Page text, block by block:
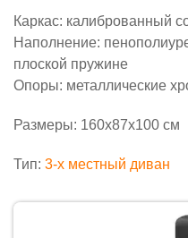
Каркас: калиброванный
Наполнение:
плоской пружине
Опоры: металлические
Размеры: 160х87х100 см
Тип: 3-x местный диван